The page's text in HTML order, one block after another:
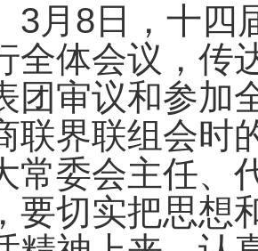
8日，十四届
全体会议，传
团审议和参加
联界联组会时
常委会主任、
要切实把思想